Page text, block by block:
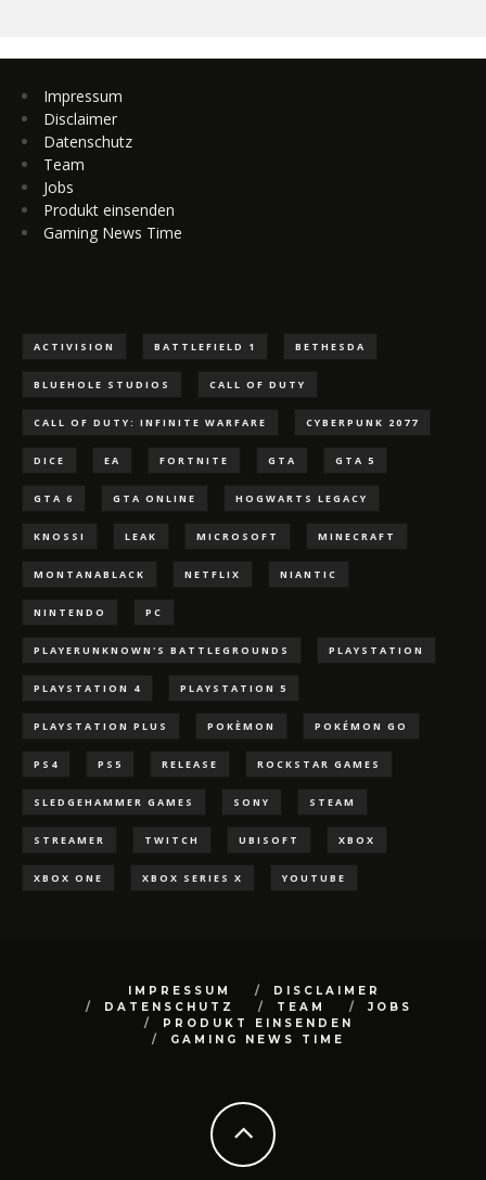
Impressum
Disclaimer
Datenschutz
Team
Jobs
Produkt einsenden
Gaming News Time
ACTIVISION BATTLEFIELD 1 BETHESDA
BLUEHOLE STUDIOS CALL OF DUTY
CALL OF DUTY: INFINITE WARFARE CYBERPUNK 2077
DICE EA FORTNITE GTA GTA 5
GTA 6 GTA ONLINE HOGWARTS LEGACY
KNOSSI LEAK MICROSOFT MINECRAFT
MONTANABLACK NETFLIX NIANTIC
NINTENDO PC
PLAYERUNKNOWN'S BATTLEGROUNDS PLAYSTATION
PLAYSTATION 4 PLAYSTATION 5
PLAYSTATION PLUS POKÈMON POKÉMON GO
PS4 PS5 RELEASE ROCKSTAR GAMES
SLEDGEHAMMER GAMES SONY STEAM
STREAMER TWITCH UBISOFT XBOX
XBOX ONE XBOX SERIES X YOUTUBE
IMPRESSUM
DISCLAIMER
DATENSCHUTZ
TEAM
JOBS
PRODUKT EINSENDEN
GAMING NEWS TIME